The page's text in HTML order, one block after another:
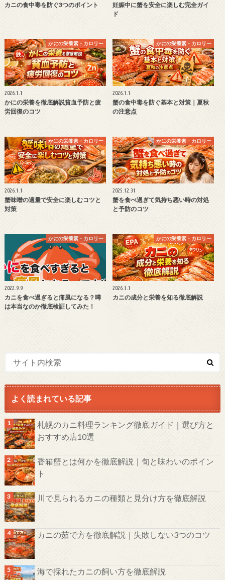
カニの食中毒を防ぐ3つのポイント
妊娠中に蟹を安全に楽しむ完全ガイ
ド
かにの栄養素・カロリー
2026.1.1
かにの栄養を徹底解説貧血予防と疲
労回復のコツ
かにの栄養素・カロリー
2026.1.1
蟹の食中毒を防ぐ基本と対策｜夏秋
の注意点
かにの栄養素・カロリー
2026.1.1
蟹味噌の適量で安全に楽しむコツと
対策
かにの栄養素・カロリー
2025.12.31
蟹を食べ過ぎて気持ち悪い時の対処
と予防のコツ
かにの栄養素・カロリー
2022.9.9
カニを食べ過ぎると痛風になる？噂
は本当なのか徹底検証してみた！
かにの栄養素・カロリー
2026.1.1
カニの成分と栄養を知る徹底解説
よく読まれている記事
札幌のカニ料理ランキング徹底ガイド｜選び方と
おすすめ店10選
香箱蟹とは何かを徹底解説｜旬と味わいのポイン
ト
川で見られるカニの種類と見分け方を徹底解説
カニの茹で方を徹底解説｜失敗しない3つのコツ
海で採れたカニの飼い方を徹底解説